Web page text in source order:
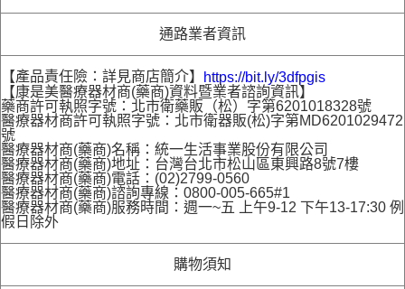
通路業者資訊
【產品責任險：詳見商店簡介】
https://bit.ly/3dfpgis
【康是美醫療器材商(藥商)資料暨業者諮詢資訊】
藥商許可執照字號：北市衛藥販（松）字第6201018328號
醫療器材商許可執照字號：北市衛器販(松)字第MD6201029472
號
醫療器材商(藥商)名稱：統一生活事業股份有限公司
醫療器材商(藥商)地址：台灣台北市松山區東興路8號7樓
醫療器材商(藥商)電話：(02)2799-0560
醫療器材商(藥商)諮詢專線：0800-005-665#1
醫療器材商(藥商)服務時間：週一~五 上午9-12 下午13-17:30 例
假日除外
購物須知